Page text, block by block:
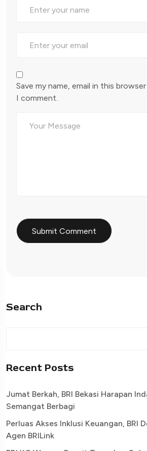
Save my name, email in this
I comment.
Search
Recent Posts
Jumat Berkah, BRI Bekasi Harapan
Semangat Berbagi
Perluas Akses Inklusi Keuangan, BRI
Agen BRILink